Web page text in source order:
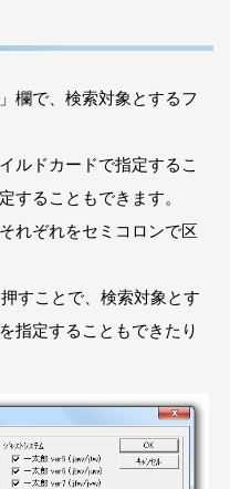
欄で、検索対象とするフ
ルドカードで指定するこ
することもできます。
れぞれをセミコロンで区
すことで、検索対象とす
指定することもできたり